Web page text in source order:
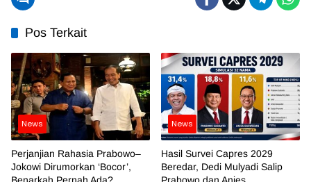
Pos Terkait
News
Perjanjian Rahasia Prabowo–
Jokowi Dirumorkan ‘Bocor’,
News
Hasil Survei Capres 2029
Beredar, Dedi Mulyadi Salip